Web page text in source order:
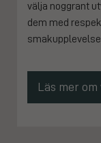
välja noggrant
dem med
Läs mer